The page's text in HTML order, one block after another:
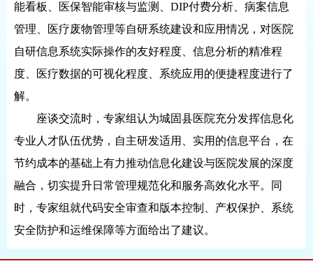
能看板、医保智能审核与监测、DIP付费分析、病案信息
管理、医疗废物管理等自研系统建设和应用情况，对医院
自研信息系统实际操作的友好程度、信息分析的精准程
度、医疗数据的可视化程度、系统应用的便捷程度进行了
解。
座谈交流时，专家组认为城固县医院充分发挥信息化
专业人才队伍优势，自主研发适用、实用的信息平台，在
节约成本的基础上有力推动信息化建设与医院发展的深度
融合，切实提升日常管理规范化和服务高效化水平。同
时，专家组就代码安全审查和版本控制、产权保护、系统
安全防护和运维保障等方面给出了建议。